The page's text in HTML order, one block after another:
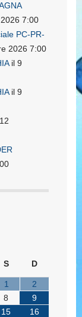
7:00
PC-PR-
2026 7:00
il 9
il 9
S D
1
2
8
9
15
16